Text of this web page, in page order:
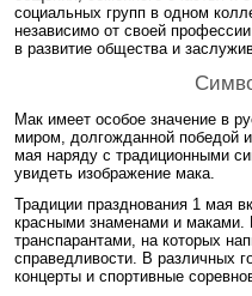
социальных групп в одном
независимо от своей
в развитие общества и
Мак имеет особое значение в
миром, долгожданной победой
мая наряду с традиционными
увидеть изображение мака.
Традиции празднования 1 мая
красными знаменами и маками.
транспарантами, на которых
справедливости. В различных
концерты и спортивные